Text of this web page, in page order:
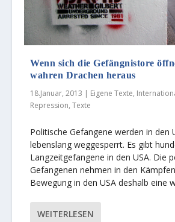
Wenn sich die Gefängnistore
wahren Drachen heraus
18.Januar, 2013 | Eigene Texte,
Repression,Texte
Politische Gefangene werden in den
lebenslang weggesperrt. Es gibt
Langzeitgefangene in den USA. Die
Gefangenen nehmen in den
Bewegung in den USA deshalb eine
WEITERLESEN